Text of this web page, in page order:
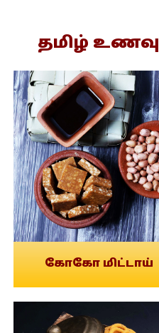
தமிழ் உணவு
கோகோ மிட்டாய்